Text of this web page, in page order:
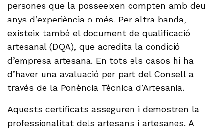
persones que la posseeixen compten amb deu
anys d’experiència o més. Per altra banda,
existeix també el document de qualificació
artesanal (DQA), que acredita la condició
d’empresa artesana. En tots els casos hi ha
d’haver una avaluació per part del Consell a
través de la Ponència Tècnica d’Artesania.
Aquests certificats asseguren i demostren la
professionalitat dels artesans i artesanes. A